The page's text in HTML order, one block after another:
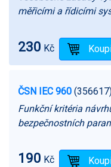
měřicími a řídicími
230 Kč
ČSN IEC 960
Funkční kritéria
bezpečnostních
190 Kč